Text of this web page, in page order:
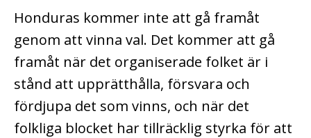
Honduras kommer inte att gå framåt
genom att vinna val. Det kommer att gå
framåt när det organiserade folket är i
stånd att upprätthålla, försvara och
fördjupa det som vinns, och när det
folkliga blocket har tillräcklig styrka för att